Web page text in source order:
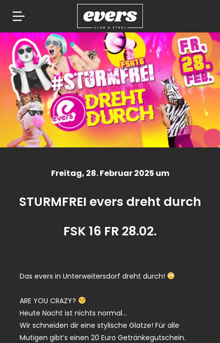
Springe
zum
Inhalt
Freitag, 28. Februar 2025 um
STURMFREI evers dreht durch
FSK 16 FR 28.02.
Das evers in Unterweitersdorf dreht durch!
ARE YOU CRAZY?
Heute Nacht ist nichts normal…
Wir schneiden dir eine stylische Glatze! Für alle
Mutigen gibt’s einen 20 Euro Getränkegutschein.